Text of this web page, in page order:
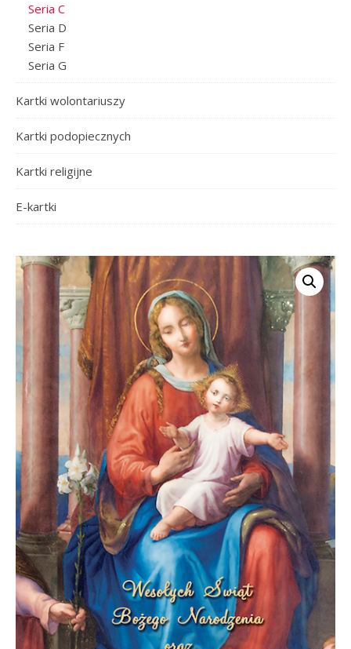
Seria C
Seria D
Seria F
Seria G
Kartki wolontariuszy
Kartki podopiecznych
Kartki religijne
E-kartki